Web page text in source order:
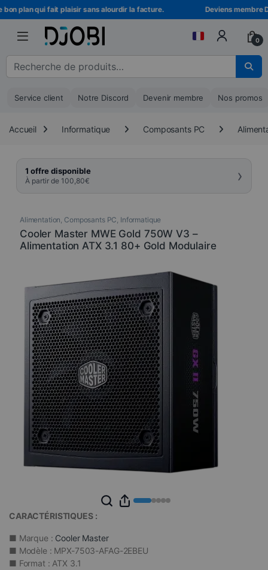
Skip to navigation
Skip to content
plan qui fait plaisir sans alourdir la facture. Deviens membre
0
Recherche pour :
Service client Notre Discord Devenir membre Nos promos
Accueil Informatique Composants PC
1 offre disponible
À partir de 100,80€ ›
Alimentation, Composants PC, Informatique
Cooler Master MWE Gold 750W V3 –
Alimentation ATX 3.1 80+ Gold Modulaire
CARACTÉRISTIQUES :
■ Marque : Cooler Master
■ Modèle : MPX-7503-AFAG-2EBEU
■ Format : ATX 3.1